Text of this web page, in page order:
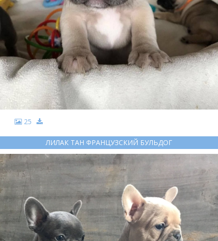
25
ЛИЛАК ТАН ФРАНЦУЗСКИЙ БУЛЬДОГ